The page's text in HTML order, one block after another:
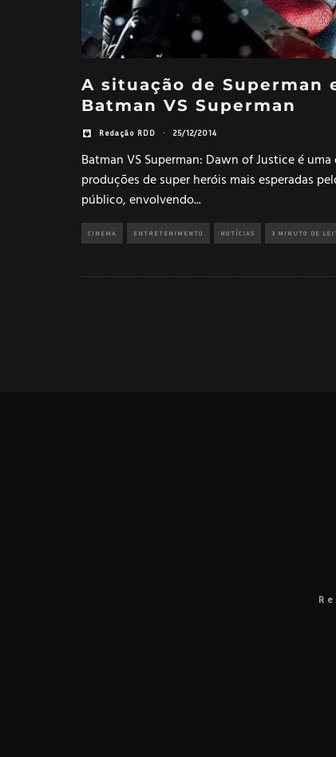
A situação de Superman
Batman VS Superman
Redação RDD · 25/12/2014
Batman VS Superman: Dawn of Justice é uma
produções de super heróis mais esperadas
público, envolvendo...
CINEMA ENTRETENIMENTO NOTÍCIAS 3 MINUTO DE